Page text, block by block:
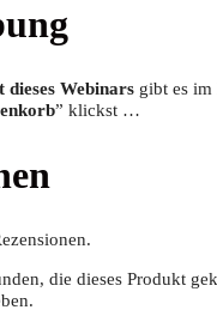
Web­i­nars gibt es
” klickst …
die dieses Produkt